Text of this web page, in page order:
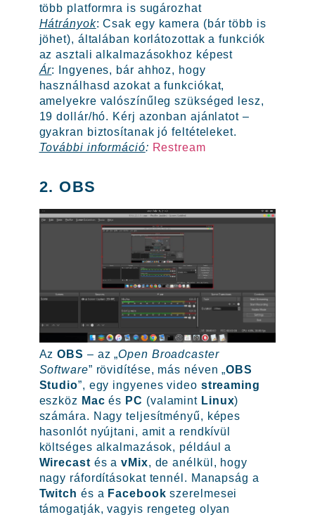
több platformra is sugározhat
Hátrányok: Csak egy kamera (bár több is
jöhet), általában korlátozottak a funkciók
az asztali alkalmazásokhoz képest
Ár: Ingyenes, bár ahhoz, hogy
használhasd azokat a funkciókat,
amelyekre valószínűleg szükséged lesz,
19 dollár/hó. Kérj azonban ajánlatot –
gyakran biztosítanak jó feltételeket.
További információ: Restream
2. OBS
AzOBS – az „Open Broadcaster
Software” rövidítése, más néven „OBS
Studio”, egy ingyenes video streaming
eszköz Mac és PC (valamint Linux)
számára. Nagy teljesítményű, képes
hasonlót nyújtani, amit a rendkívül
költséges alkalmazások, például a
Wirecast és avMix, de anélkül, hogy
nagy ráfordításokat tennél. Manapság a
Twitch és a Facebook szerelmesei
támogatják, vagyis rengeteg olyan